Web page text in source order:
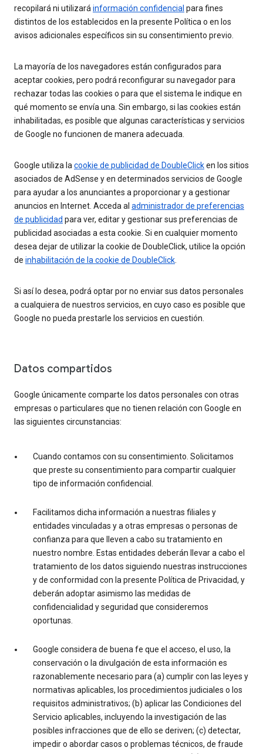
recopilará ni utilizará información confidencial para fines
distintos de los establecidos en la presente Política o en los
avisos adicionales específicos sin su consentimiento previo.
La mayoría de los navegadores están configurados para
aceptar cookies, pero podrá reconfigurar su navegador para
rechazar todas las cookies o para que el sistema le indique en
qué momento se envía una. Sin embargo, si las cookies están
inhabilitadas, es posible que algunas características y servicios
de Google no funcionen de manera adecuada.
Google utiliza la cookie de publicidad de DoubleClicken los sitios
asociados de AdSense y en determinados servicios de Google
para ayudar a los anunciantes a proporcionar y a gestionar
anuncios en Internet. Acceda al administrador de preferencias
de publicidad para ver, editar y gestionar sus preferencias de
publicidad asociadas a esta cookie. Si en cualquier momento
desea dejar de utilizar la cookie de DoubleClick, utilice la opción
de inhabilitación de la cookie de DoubleClick
Si así lo desea, podrá optar por no enviar sus datos personales
a cualquiera de nuestros servicios, en cuyo caso es posible que
Google no pueda prestarle los servicios en cuestión.
Datos compartidos
Google únicamente comparte los datos personales con otras
empresas o particulares que no tienen relación con Google en
las siguientes circunstancias:
Cuando contamos con su consentimiento. Solicitamos
que preste su consentimiento para compartir cualquier
tipo de información confidencial.
Facilitamos dicha información a nuestras filiales y
entidades vinculadas y a otras empresas o personas de
confianza para que lleven a cabo su tratamiento en
nuestro nombre. Estas entidades deberán llevar a cabo el
tratamiento de los datos siguiendo nuestras instrucciones
y de conformidad con la presente Política de Privacidad, y
deberán adoptar asimismo las medidas de
confidencialidad y seguridad que consideremos
oportunas.
Google considera de buena fe que el acceso, el uso, la
conservación o la divulgación de esta información es
razonablemente necesario para (a) cumplir con las leyes y
normativas aplicables, los procedimientos judiciales o los
requisitos administrativos; (b) aplicar las Condiciones del
Servicio aplicables, incluyendo la investigación de las
posibles infracciones que de ello se deriven; (c) detectar,
impedir o abordar casos o problemas técnicos, de fraude